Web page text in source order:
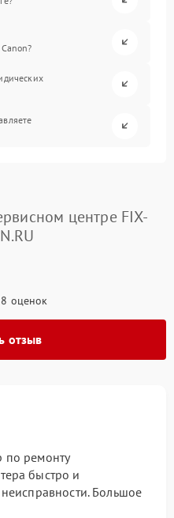
центре FIX-
оценок
отзыв
по ремонту
быстро и
Большое